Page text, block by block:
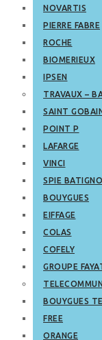
NOVARTIS
PIERRE FABRE
ROCHE
BIOMERIEUX
IPSEN
TRAVAUX –
SAINT
POINT P
LAFARGE
VINCI
SPIE
BOUYGUES
EIFFAGE
COLAS
COFELY
GROUPE
BOUYGUES
FREE
ORANGE